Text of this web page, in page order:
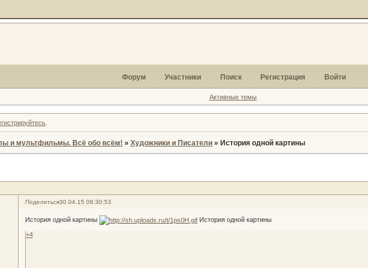
Форум Участники Поиск Регистрация Войти
Активные темы
и мультфильмы. Всё обо всём! » Художники и Писатели » История одной картины
Поделиться30.04.15 08:30:53
История одной картины
История одной картины
+4